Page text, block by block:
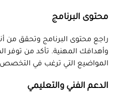
محتوى البرنامج
راجع محتوى البرنامج وتحقق من
وأهدافك المهنية. تأكد من توفر
المواضيع التي ترغب في
الدعم الفني والتعليمي